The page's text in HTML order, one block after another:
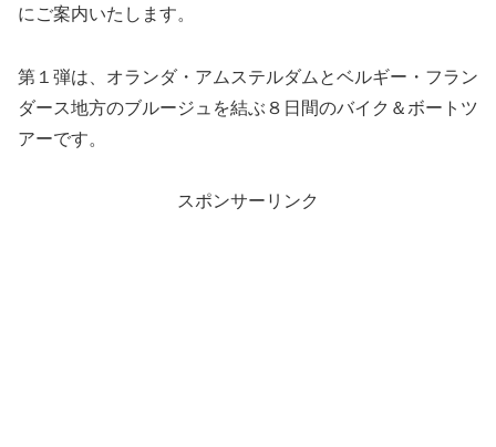
にご案内いたします。
第１弾は、オランダ・アムステルダムとベルギー・フラン
ダース地方のブルージュを結ぶ８日間のバイク＆ボートツ
アーです。
スポンサーリンク